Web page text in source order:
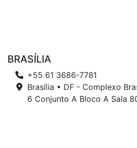
BRASÍLIA
+55 61 3686-7781
Brasília • DF - Complexo
6 Conjunto A Bloco A Sala